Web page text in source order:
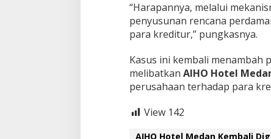
“Harapannya, melalui
penyusunan rencana
para kreditur,” pungkasnya.
Kasus ini kembali
melibatkan AIHO Hotel
perusahaan terhadap para
View 142
AIHO Hotel Medan Kembali